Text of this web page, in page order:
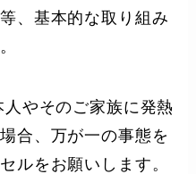
、基本的な取り組み
やそのご家族に発熱
合、万が一の事態を
ルをお願いします。